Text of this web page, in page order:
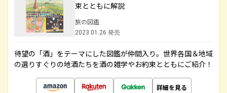
束とともに解説
旅の図鑑
2023.01.26 発売
待望の「酒」をテーマにした図鑑が仲間入り。世界各国＆地域
の選りすぐりの地酒たちを酒の雑学やお約束とともにご紹介！
詳細を見る